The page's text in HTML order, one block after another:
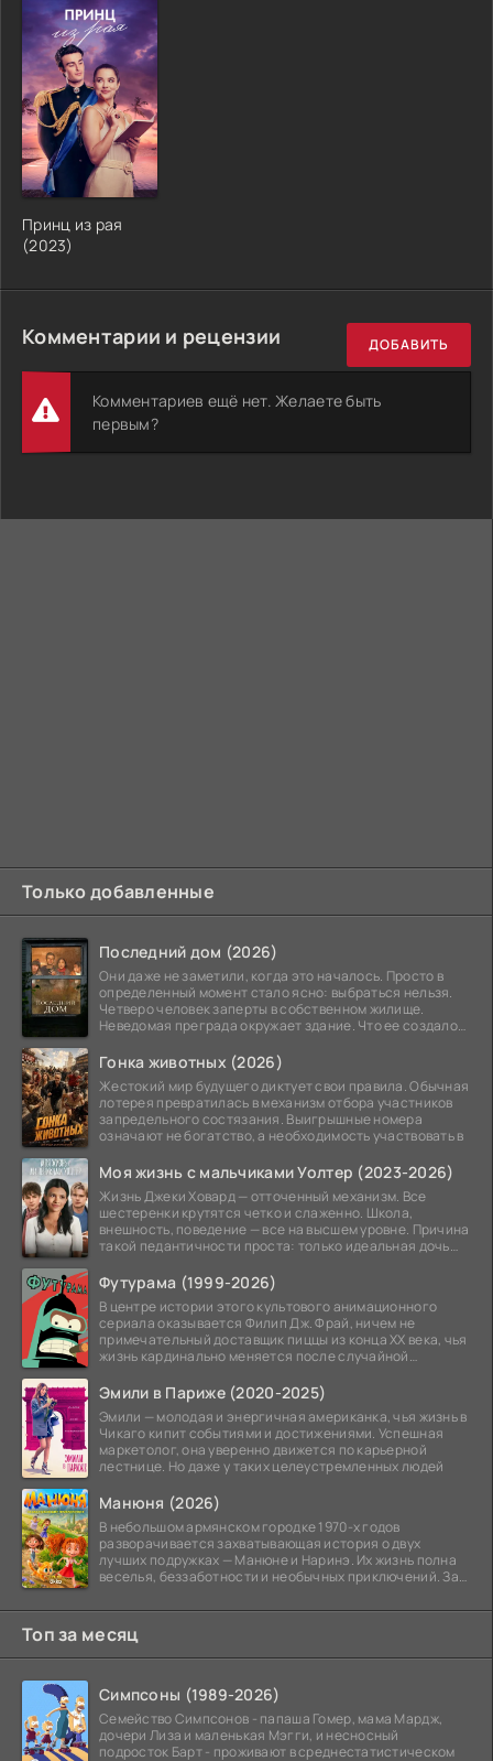
Принц из рая
(2023)
Комментарии и рецензии ДОБАВИТЬ
Комментариев ещё нет. Желаете быть
первым?
Только добавленные
Последний дом (2026)
Они даже не заметили, когда это началось. Просто в
определенный момент стало ясно: выбраться нельзя.
Четверо человек заперты в собственном жилище.
Неведомая преграда окружает здание. Что ее создало
Гонка животных (2026)
Жестокий мир будущего диктует свои правила. Обычная
лотерея превратилась в механизм отбора участников
запредельного состязания. Выигрышные номера
означают не богатство, а необходимость участвовать в
Моя жизнь с мальчиками Уолтер (2023-2026)
Жизнь Джеки Ховард — отточенный механизм. Все
шестеренки крутятся четко и слаженно. Школа,
внешность, поведение — все на высшем уровне. Причина
такой педантичности проста: только идеальная дочь
Футурама (1999-2026)
В центре истории этого культового анимационного
сериала оказывается Филип Дж. Фрай, ничем не
примечательный доставщик пиццы из конца XX века, чья
жизнь кардинально меняется после случайной
Эмили в Париже (2020-2025)
Эмили — молодая и энергичная американка, чья жизнь в
Чикаго кипит событиями и достижениями. Успешная
маркетолог, она уверенно движется по карьерной
лестнице. Но даже у таких целеустремленных людей
Манюня (2026)
В небольшом армянском городке 1970-х годов
разворачивается захватывающая история о двух
лучших подружках — Манюне и Наринэ. Их жизнь полна
веселья, беззаботности и необычных приключений. За
Топ за месяц
Симпсоны (1989-2026)
Семейство Симпсонов - папаша Гомер, мама Мардж,
дочери Лиза и маленькая Мэгги, и несносный
подросток Барт - проживают в среднестатистическом